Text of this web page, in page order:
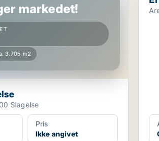
markedet!
3.705 m2
Slagelse
Pris
Ikke angivet